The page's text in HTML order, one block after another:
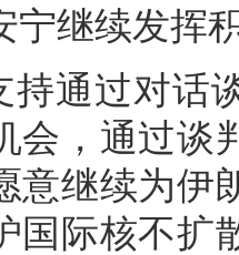
宁继续发挥
持通过对话
会，通过谈
意继续为伊
国际核不扩